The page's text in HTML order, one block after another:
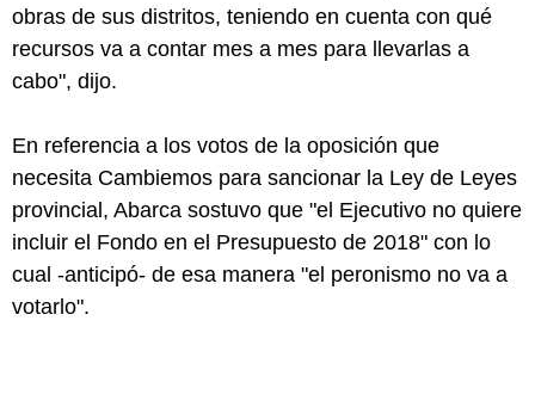
obras de sus distritos, teniendo en cuenta con qué
recursos va a contar mes a mes para llevarlas a
cabo", dijo.
En referencia a los votos de la oposición que
necesita Cambiemos para sancionar la Ley de Leyes
provincial, Abarca sostuvo que "el Ejecutivo no quiere
incluir el Fondo en el Presupuesto de 2018" con lo
cual -anticipó- de esa manera "el peronismo no va a
votarlo".